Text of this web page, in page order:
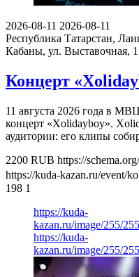
2026-08-11 2026-08-11
Республика Татарстан,
Кабаны, ул. Выставочная, 1
Концерт
11 августа 2026 года в
концерт «Xolidayboy».
аудитории: его клипы
2200 RUB https://
https://kuda-kazan.ru/event/
198 1
https://kuda-
kazan.ru/image/255/
https://kuda-
kazan.ru/image/255/